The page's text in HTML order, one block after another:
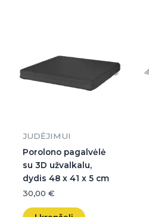
JUDĖJIMUI
Porolono pagalvėlė
su 3D užvalkalu,
dydis 48 x 41 x 5 cm
30,00 €